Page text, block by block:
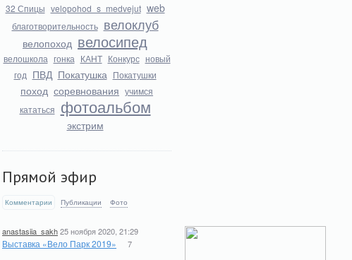
32 Спицы velopohod_s_medvejut web
благотворительность велоклуб
велопоход велосипед
велошкола гонка КАНТ Конкурс новый
год ПВД Покатушка Покатушки
поход соревнования учимся
кататься фотоальбом
экстрим
Прямой эфир
Комментарии Публикации Фото
anastasiia_sakh25 ноября 2020, 21:29
Выставка «Вело Парк 2019» 7